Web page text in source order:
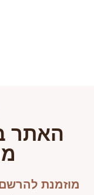
האתר
מוזמנת